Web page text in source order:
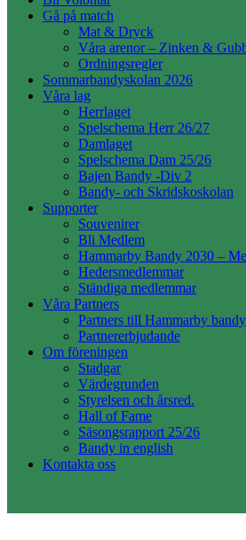
Gå på match
Mat & Dryck
Våra arenor – Zinken &
Ordningsregler
Sommarbandyskolan 2026
Våra lag
Herrlaget
Spelschema Herr 26/27
Damlaget
Spelschema Dam 25/26
Bajen Bandy -Div 2
Bandy- och Skridskoskolan
Supporter
Souvenirer
Bli Medlem
Hammarby Bandy 2030 –
Hedersmedlemmar
Ständiga medlemmar
Våra Partners
Partners till Hammarby bandy
Partnererbjudande
Om föreningen
Stadgar
Värdegrunden
Styrelsen och årsred.
Hall of Fame
Säsongsrapport 25/26
Bandy in english
Kontakta oss